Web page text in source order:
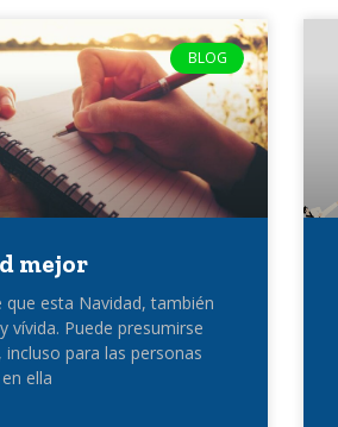
BLOG
mejor
que esta Navidad, también
vívida. Puede presumirse
para las personas
ella